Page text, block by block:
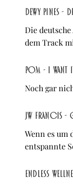
Dewy Pines -
Die
dem Track
POM - I WANT
Noch gar
JW Francis -
Wenn es um
entspannte
Endless